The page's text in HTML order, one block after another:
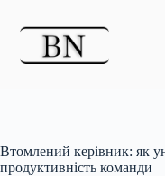
Втомлений керівник: як
продуктивність команди